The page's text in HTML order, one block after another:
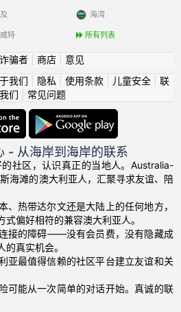
特
海湾
所有列表
诈骗者| 商店| 意见
我们 隐私 使用条款| 儿童安全| 联
们
常见问题
- 从海岸到海岸的联系
社区，认识真正的当地人。Australia-
海滩的澳大利亚人，汇聚寻求友谊、陪
、热带达尔文还是大陆上的任何地方，
偏好相符的兼容澳大利亚人。
接的障碍——没有会员费，没有隐藏成
真实机会。
亚最值得信赖的社区平台建立友谊和关
可能从一次简单的对话开始。真诚的联